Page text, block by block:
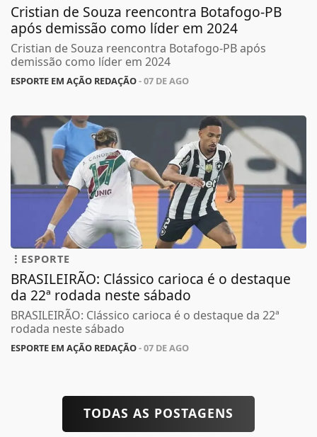
Cristian de Souza reencontra Botafogo-PB
após demissão como líder em 2024
Cristian de Souza reencontra Botafogo-PB após
demissão como líder em 2024
ESPORTE EM AÇÃO REDAÇÃO- 07 DE AGO
ESPORTE
BRASILEIRÃO: Clássico carioca é o destaque
da 22ª rodada neste sábado
BRASILEIRÃO: Clássico carioca é o destaque da 22ª
rodada neste sábado
ESPORTE EM AÇÃO REDAÇÃO- 07 DE AGO
TODAS AS POSTAGENS